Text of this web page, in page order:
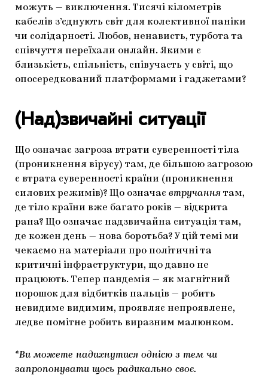
можуть — виключення. Тисячі кілометрів
кабелів з’єднують світ для колективної паніки
чи солідарності. Любов, ненависть, турбота та
співчуття переїхали онлайн. Якими є
близькість, спільність, співучасть у світі, що
опосередкований платформами і гаджетами?
(Над)звичайні ситуації
Що означає загроза втрати суверенності тіла
(проникнення вірусу) там, де більшою загрозою
є втрата суверенності країни (проникнення
силових режимів)? Що означає втручання там,
де тіло країни вже багато років — відкрита
рана? Що означає надзвичайна ситуація там,
де кожен день — нова боротьба? У цій темі ми
чекаємо на матеріали про політичні та
критичні інфраструктури, що давно не
працюють. Тепер пандемія — як магнітний
порошок для відбитків пальців — робить
невидиме видимим, проявляє непроявлене,
ледве помітне робить виразним малюнком.
*Ви можете надихнутися однією з тем чи
запропонувати щось радикально своє.